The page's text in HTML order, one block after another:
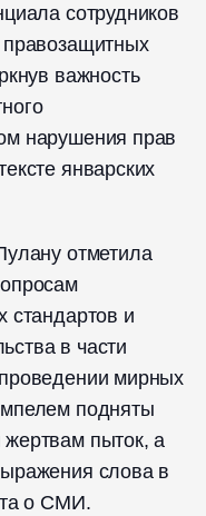
сотрудников
правозащитных
важность
нарушения прав
январских
отметила
стандартов и
в части
мирных
подняты
пыток, а
слова в
о СМИ.